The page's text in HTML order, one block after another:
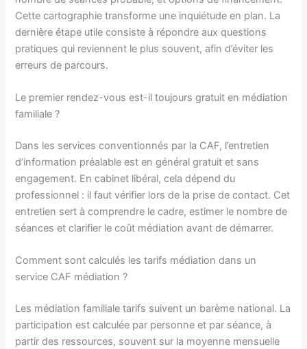
Cette cartographie transforme une inquiétude en plan. La
dernière étape utile consiste à répondre aux questions
pratiques qui reviennent le plus souvent, afin d’éviter les
erreurs de parcours.
Le premier rendez-vous est-il toujours gratuit en médiation
familiale ?
Dans les services conventionnés par la CAF, l’entretien
d’information préalable est en général gratuit et sans
engagement. En cabinet libéral, cela dépend du
professionnel : il faut vérifier lors de la prise de contact. Cet
entretien sert à comprendre le cadre, estimer le nombre de
séances et clarifier le coût médiation avant de démarrer.
Comment sont calculés les tarifs médiation dans un
service CAF médiation ?
Les médiation familiale tarifs suivent un barème national. La
participation est calculée par personne et par séance, à
partir des ressources, souvent sur la moyenne mensuelle